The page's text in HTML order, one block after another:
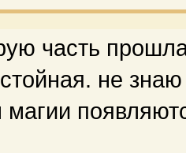
часть
не